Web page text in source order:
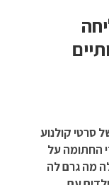
סרטי קולנוע
החתומה על
מה גרם לה